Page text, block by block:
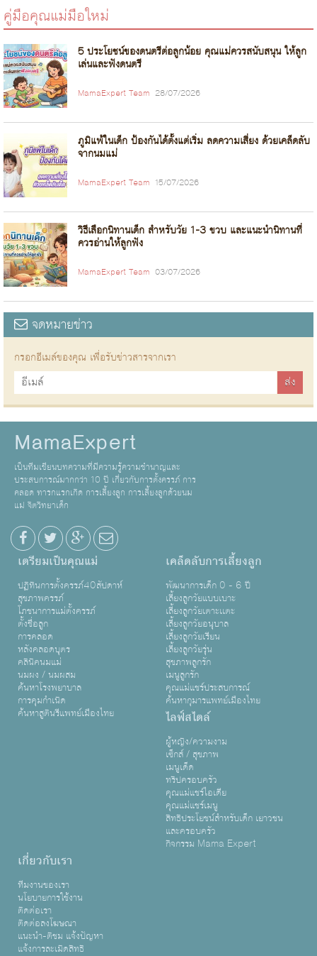
คู่มือคุณแม่มือใหม่
5 ประโยชน์ของดนตรีต่อลูกน้อย คุณแม่ควรสนับสนุน ให้ลูก
เล่นและฟังดนตรี
MamaExpert Team 28/07/2026
ภูมิแพ้ในเด็ก ป้องกันได้ตั้งแต่เริ่ม ลดความเสี่ยง ด้วยเคล็ดลับ
จากนมแม่
MamaExpert Team 15/07/2026
วิธีเลือกนิทานเด็ก สำหรับวัย 1-3 ขวบ และแนะนำนิทานที่
ควรอ่านให้ลูกฟัง
MamaExpert Team 03/07/2026
จดหมายข่าว
กรอกอีเมล์ของคุณ เพื่อรับข่าวสารจากเรา
MamaExpert
เป็นทีมเขียนบทความที่มีความรู้ความชำนาญและ
ประสบการณ์มากกว่า 10 ปี เกี่ยวกับการตั้งครรภ์ การ
คลอด ทารกแรกเกิด การเลี้ยงลูก การเลี้ยงลูกด้วยนม
แม่ จิตวิทยาเด็ก
เตรียมเป็นคุณแม่
ปฏิทินการตั้งครรภ์40สัปดาห์
สุขภาพครรภ์
โภชนาการแม่ตั้งครรภ์
ตั้งชื่อลูก
การคลอด
หลังคลอดบุตร
คลินิคนมแม่
นมผง / นมผสม
ค้นหาโรงพยาบาล
การคุมกำเนิด
ค้นหาสูตินรีแพทย์เมืองไทย
เคล็ดลับการเลี้ยงลูก
พัฒนาการเด็ก 0 - 6 ปี
เลี้ยงลูกวัยแบบเบาะ
เลี้ยงลูกวัยเตาะเเตะ
เลี้ยงลูกวัยอนุบาล
เลี้ยงลูกวัยเรียน
เลี้ยงลูกวัยรุ่น
สุขภาพลูกรัก
เมนูลูกรัก
คุณแม่แชร์ประสบการณ์
ค้นหากุมารแพทย์เมืองไทย
ไลฟ์สไตล์
ผู้หญิง/ความงาม
เซ็กส์ / สุขภาพ
เมนูเด็ด
ทริปครอบครัว
คุณแม่แชร์ไอเดีย
คุณแม่แชร์เมนู
สิทธิประโยชน์สำหรับเด็ก เยาวชน
และครอบครัว
กิจกรรม Mama Expert
เกี่ยวกับเรา
ทีมงานของเรา
นโยบายการใช้งาน
ติดต่อเรา
ติดต่อลงโฆษณา
แนะนำ-ติชม แจ้งปัญหา
แจ้งการละเมิดสิทธิ